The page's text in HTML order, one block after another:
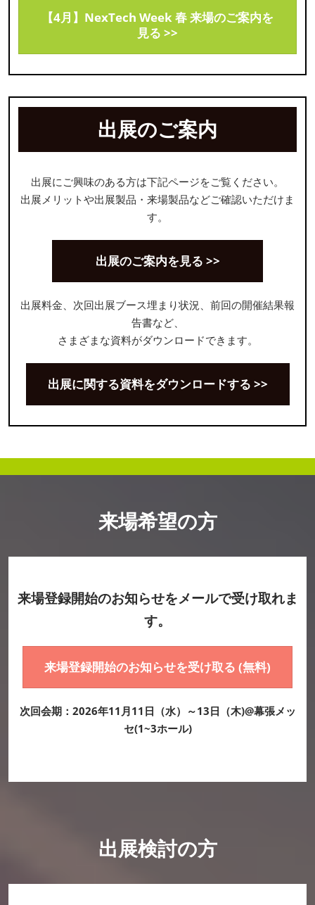
【4月】NexTech Week 春 来場のご案内を
見る >>
出展のご案内
出展にご興味のある方は下記ページをご覧ください。
出展メリットや出展製品・来場製品などご確認いただけま
す。
出展のご案内を見る >>
出展料金、次回出展ブース埋まり状況、前回の開催結果報
告書など、
さまざまな資料がダウンロードできます。
出展に関する資料をダウンロードする >>
来場希望の方
来場登録開始のお知らせをメールで受け取れま
す。
来場登録開始のお知らせを受け取る (無料)
次回会期：2026年11月11日（水）～13日（木)@幕張メッ
セ(1~3ホール)
出展検討の方